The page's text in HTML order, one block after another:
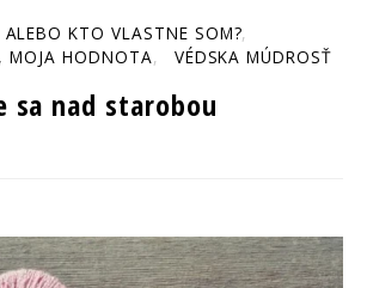
KTO VLASTNE SOM?
MOJA HODNOTA
VÉDSKA MÚDROSŤ
sa nad starobou